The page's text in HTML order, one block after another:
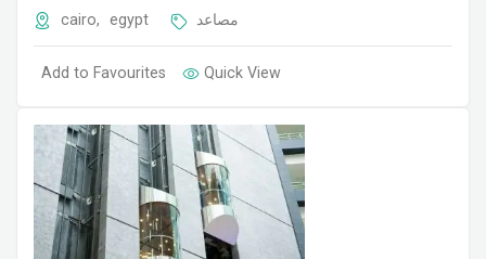
cairo, egypt مصاعد
Add to Favourites Quick View